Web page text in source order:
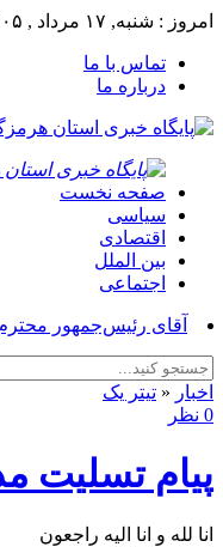
امروز : شنبه, ۱۷ مرداد , ۱۴۰۵
تماس با ما
درباره ما
صفحه نخست
سیاسی
اقتصادی
بین الملل
اجتماعی
آقای رئیس‌جمهور
اخبار « تیتر یک
0 نظر
پیام تسلیت
انا لله و انا الیه راجعون